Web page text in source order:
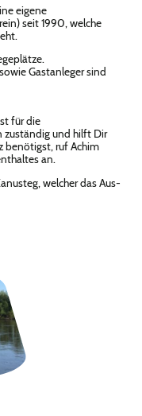
eigene
seit 1990, welche
Gastanleger sind
für die
zuständig und hilft Dir
benötigst, ruf Achim
an.
welcher das Aus-